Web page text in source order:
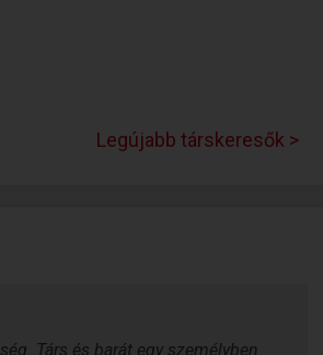
Legújabb társkeresők >
Társ és barát egy személyben.